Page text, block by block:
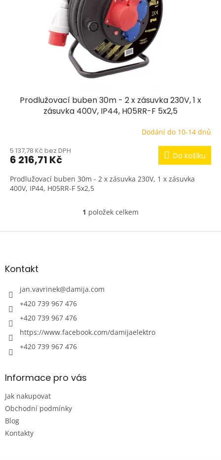
Prodlužovací buben 30m - 2 x zásuvka 230V, 1 x
zásuvka 400V, IP44, H05RR-F 5x2,5
Dodání do 10-14 dnů
5 137,78 Kč bez DPH
6 216,71 Kč Do košíku
Prodlužovací buben 30m - 2 x zásuvka 230V, 1 x zásuvka
400V, IP44, H05RR-F 5x2,5
O
l
y
v
1 položek celkem
Z
aKontakt
jan.vavrinek@damija.com
+420 739 967 476
+420 739 967 476
https://www.facebook.com/damijaelektro
+420 739 967 476
Informace pro vás
Jak nakupovat
Obchodní podmínky
Blog
Kontakty